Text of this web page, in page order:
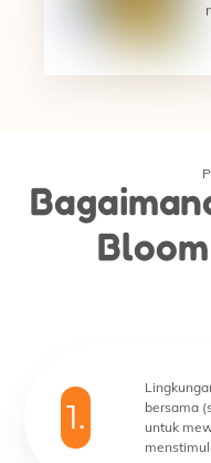
1.
bersama
untuk